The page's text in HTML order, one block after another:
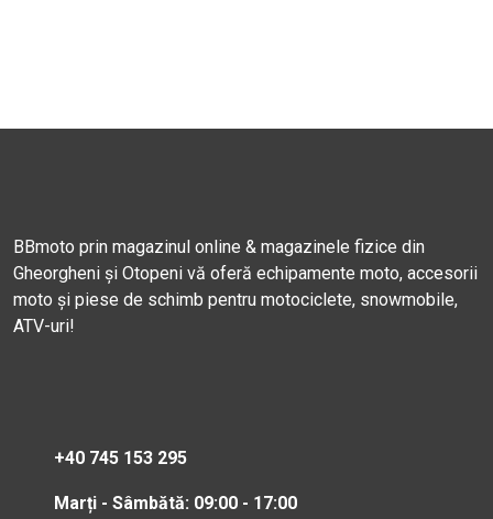
BBmoto prin magazinul online & magazinele fizice din
Gheorgheni și Otopeni vă oferă echipamente moto, accesorii
moto și piese de schimb pentru motociclete, snowmobile,
ATV-uri!
+40 745 153 295
Marți - Sâmbătă: 09:00 - 17:00